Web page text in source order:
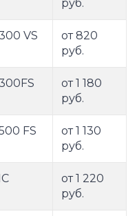
руб.
VS
от 820
руб.
от 1 180
руб.
FS
от 1 130
руб.
от 1 220
руб.